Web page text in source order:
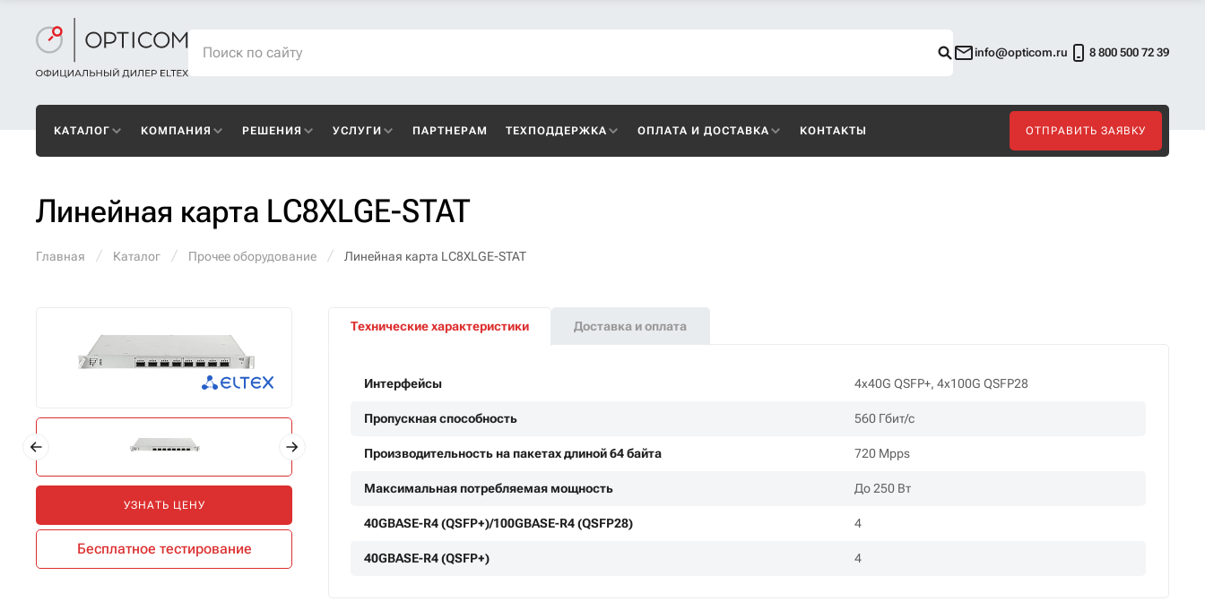
info@opticom.ru 8 800 500 72 39
КАТАЛОГ КОМПАНИЯ РЕШЕНИЯ УСЛУГИ ПАРТНЕРАМ ТЕХПОДДЕРЖКА ОПЛАТА И ДОСТАВКА КОНТАКТЫ ОТПРАВИТЬ ЗАЯВКУ
Линейная карта LC8XLGE-STAT
Главная Каталог Прочее оборудование Линейная карта LC8XLGE-STAT
УЗНАТЬ ЦЕНУ
Бесплатное тестирование
Технические характеристики Доставка и оплата
Интерфейсы 4x40G QSFP+, 4x100G QSFP28
Пропускная способность 560 Гбит/с
Производительность на пакетах длиной 64 байта 720 Mpps
Максимальная потребляемая мощность До 250 Вт
40GBASE-R4 (QSFP+)/100GBASE-R4 (QSFP28) 4
40GBASE-R4 (QSFP+) 4